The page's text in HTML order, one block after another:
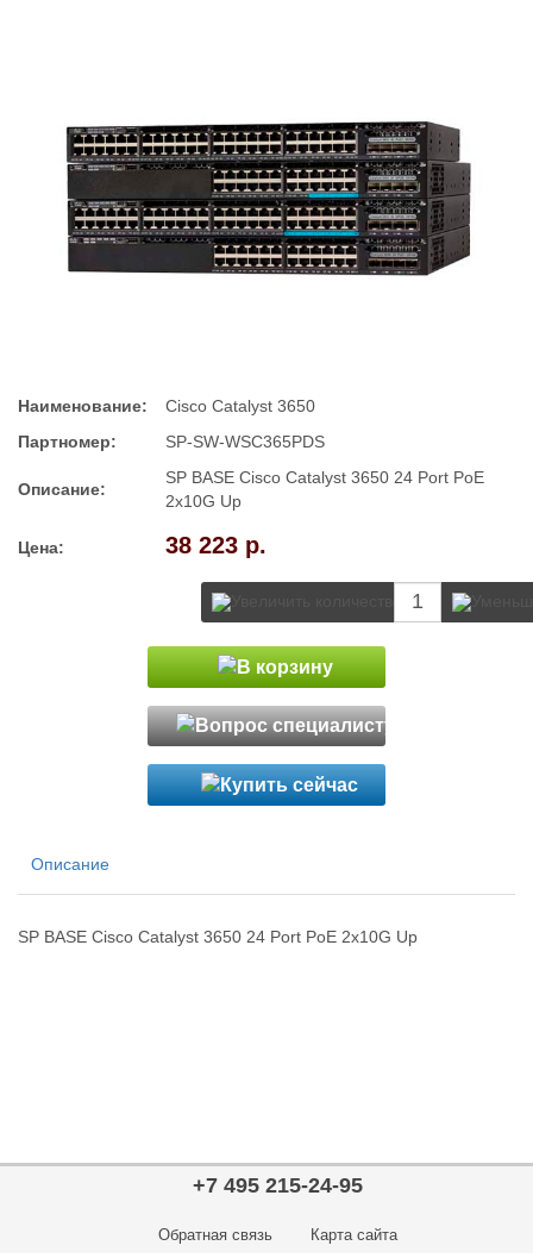
Наименование:
Cisco Catalyst 3650
Партномер:
SP-SW-WSC365PDS
Описание:
SP BASE Cisco Catalyst 3650 24 Port PoE
2x10G Up
Цена: 38 223 р.
Описание
SP BASE Cisco Catalyst 3650 24 Port PoE 2x10G Up
+7 495 215-24-95
Обратная связь Карта сайта